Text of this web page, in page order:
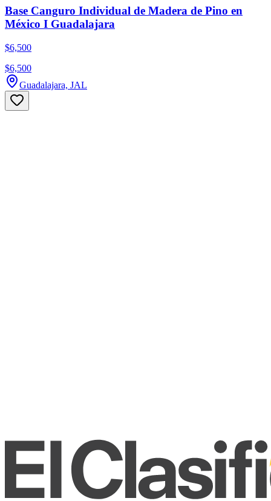
Base Canguro Individual de Madera de Pino en
México I Guadalajara
$6,500
$6,500
Guadalajara, JAL